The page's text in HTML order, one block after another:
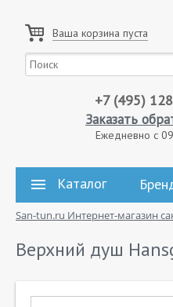
Ваша корзина пуста
+7 (495)
Заказать
Ежедневно с
Каталог
San-tun.ru Интернет-магазин
Верхний душ